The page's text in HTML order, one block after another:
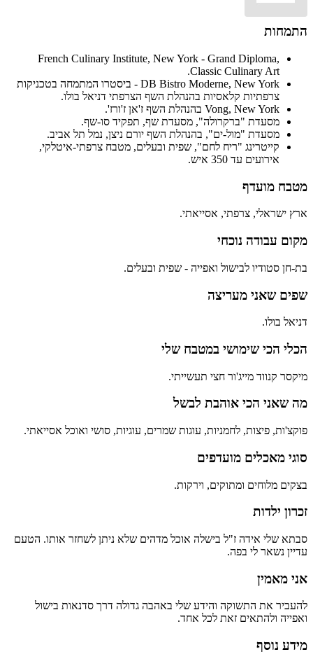
התמחות
French Culinary Institute, New York - Grand Diploma,
Classic Culinary Art.
DB Bistro Moderne, New York - ביסטרו המתמחה בטכניקות
צרפתיות קלאסיות בהנהלת השף הצרפתי דניאל בולו.
Vong, New York בהנהלת השף ז'אן ז'ורז'.
מסעדת "ברקרולה", מסעדת שף, תפקיד סו-שף.
מסעדת "מול-ים", בהנהלת השף יורם ניצן, נמל תל אביב.
קייטרינג "ריח לחם", שפית ובעלים, מטבח צרפתי-איטלקי,
אירועים עד 350 איש.
מטבח מועדף
ארץ ישראלי, צרפתי, אסייאתי.
מקום עבודה נוכחי
בת-חן סטודיו לבישול ואפייה - שפית ובעלים.
שפים שאני מעריצה
דניאל בולו.
הכלי הכי שימושי במטבח שלי
מיקסר קנווד מייג'ור חצי תעשייתי.
מה שאני הכי אוהבת לבשל
פוקצ'ות, פיצות, לחמניות, עוגות שמרים, עוגיות, סושי ואוכל אסייאתי.
סוגי מאכלים מועדפים
בצקים מלוחים ומתוקים, וירקות.
זכרון ילדות
סבתא שלי אידה ז"ל בישלה אוכל מדהים שלא ניתן לשחזר אותו. הטעם
עדיין נשאר לי בפה.
אני מאמין
להעביר את התשוקה והידע שלי באהבה גדולה דרך סדנאות בישול
ואפייה ולהתאים זאת לכל אחד.
מידע נוסף